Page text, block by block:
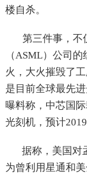
楼自杀。
第三件事，不
（ASML）公司
火，大火摧毁了
是目前全球最先
曝料称，中芯国
光刻机，预计2019
据称，美国对
为曾利用星通和